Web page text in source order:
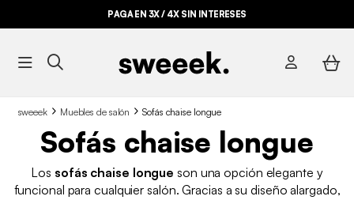
PAGA EN 3X / 4X SIN INTERESES
sweeek Muebles de salón Sofás chaise longue
Sofás chaise longue
Los sofás chaise longueson una opción elegante y
funcional para cualquier salón. Gracias a su diseño alargado,